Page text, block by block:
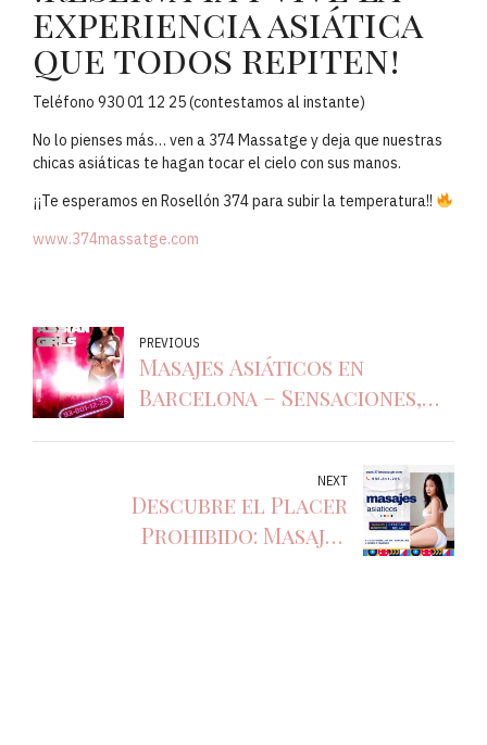
experiencia asiática
que todos repiten!
Teléfono 930 01 12 25 (contestamos al instante)
No lo pienses más… ven a 374 Massatge y deja que nuestras
chicas asiáticas te hagan tocar el cielo con sus manos.
¡¡Te esperamos en Rosellón 374 para subir la temperatura!!
www.374massatge.com
PREVIOUS
Masajes Asiáticos en
Barcelona – Sensaciones,
NEXT
Descubre el Placer
Prohibido: Masajes